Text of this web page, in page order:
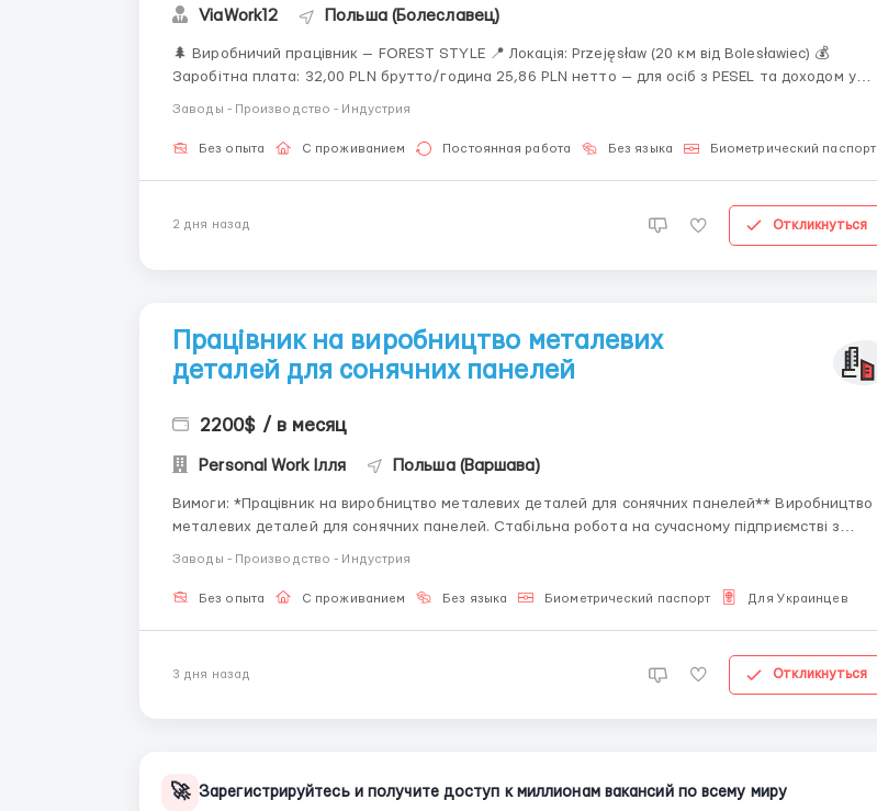
ViaWork12 Польша (Болеславец)
🌲 Виробничий працівник — FOREST STYLE 📍 Локація: Przejęsław (20 км від Bolesławiec) 💰
Заробітна плата: 32,00 PLN брутто/година 25,86 PLN нетто — для осіб з PESEL та доходом у
Заводы - Производство - Индустрия
Без опыта С проживанием Постоянная работа Без языка Биометрический паспорт
2 дня назад Откликнуться
Працівник на виробництво металевих
деталей для сонячних панелей
2200$ / в месяц
Personal Work Ілля Польша (Варшава)
Вимоги: *Працівник на виробництво металевих деталей для сонячних панелей** Виробництво
металевих деталей для сонячних панелей. Стабільна робота на сучасному підприємстві з
Заводы - Производство - Индустрия
Без опыта С проживанием Без языка Биометрический паспорт Для Украинцев
3 дня назад Откликнуться
🚀 Зарегистрируйтесь и получите доступ к миллионам вакансий по всему миру